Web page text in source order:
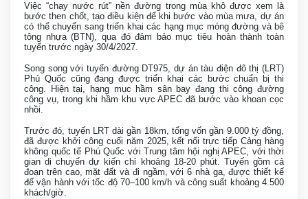
Việc “chạy nước rút” nền đường trong mùa khô được xem là
bước then chốt, tạo điều kiện để khi bước vào mùa mưa, dự án
có thể chuyển sang triển khai các hạng mục móng đường và bê
tông nhựa (BTN), qua đó đảm bảo mục tiêu hoàn thành toàn
tuyến trước ngày 30/4/2027.
Song song với tuyến đường DT975, dự án tàu điện đô thị (LRT)
Phú Quốc cũng đang được triển khai các bước chuẩn bị thi
công. Hiện tại, hạng mục hầm sân bay đang thi công đường
công vụ, trong khi hầm khu vực APEC đã bước vào khoan cọc
nhồi.
Trước đó, tuyến LRT dài gần 18km, tổng vốn gần 9.000 tỷ đồng,
đã được khởi công cuối năm 2025, kết nối trực tiếp Cảng hàng
không quốc tế Phú Quốc với Trung tâm hội nghị APEC, với thời
gian di chuyển dự kiến chỉ khoảng 18-20 phút. Tuyến gồm cả
đoạn trên cao, mặt đất và đi ngầm, với 6 nhà ga, được thiết kế
để vận hành với tốc độ 70–100 km/h và công suất khoảng 4.500
khách/giờ.